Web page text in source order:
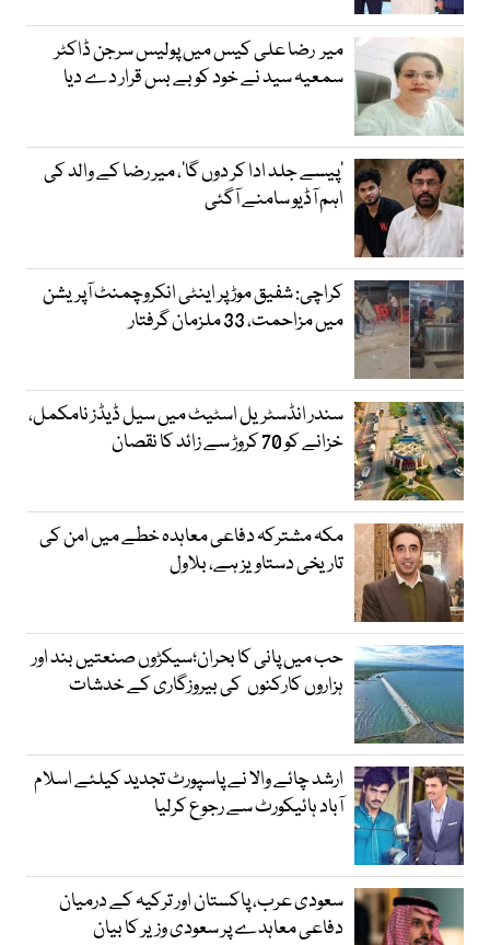
میر رضا علی کیس میں پولیس سرجن ڈاکٹر
سمعیہ سید نے خود کو بے بس قرار دے دیا
’پیسے جلد ادا کر دوں گا‘، میر رضا کے والد کی
اہم آڈیو سامنے آگئی
کراچی: شفیق موڑ پر اینٹی انکروچمنٹ آپریشن
میں مزاحمت، 33 ملزمان گرفتار
سندر انڈسٹریل اسٹیٹ میں سیل ڈیڈز نامکمل،
خزانے کو 70 کروڑ سے زائد کا نقصان
مکہ مشترکہ دفاعی معاہدہ خطے میں امن کی
تاریخی دستاویز ہے، بلاول
حب میں پانی کا بحران؛سیکڑوں صنعتیں بند اور
ہزاروں کارکنوں کی بیروزگاری کے خدشات
ارشد چائے والا نے پاسپورٹ تجدید کیلئے اسلام
آباد ہائیکورٹ سے رجوع کرلیا
سعودی عرب، پاکستان اور ترکیہ کے درمیان
دفاعی معاہدے پر سعودی وزیر کا بیان